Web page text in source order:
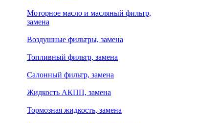
Моторное масло и масляный фильтр,
замена
Воздушные фильтры, замена
Топливный фильтр, замена
Салонный фильтр, замена
Жидкость АКПП, замена
Тормозная жидкость, замена